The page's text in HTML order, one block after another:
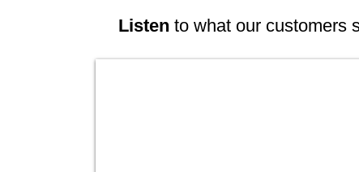
Listen to what our customers